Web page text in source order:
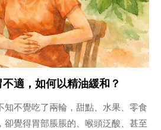
適，如何以精油緩和？
知不覺吃了兩輪，甜點、水果、零食
卻覺得胃部脹脹的、喉頭泛酸、甚至